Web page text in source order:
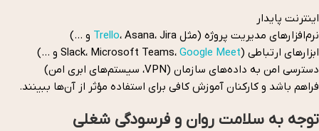
اینترنت پایدار
نرم‌افزارهای مدیریت پروژه (مثل
Trello، Asana، Jira و …)
ابزارهای ارتباطی (Slack، Microsoft Teams،Google Meet
و …)
دسترسی امن به داده‌های سازمان (VPN، سیستم‌های ابری امن)
فراهم باشد و کارکنان آموزش کافی برای استفاده مؤثر از آن‌ها ببینند.
توجه به سلامت روان و فرسودگی شغلی